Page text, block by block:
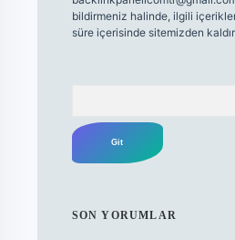
bildirmeniz halinde, ilgili
süre içerisinde sitemizden
SON YORUMLAR